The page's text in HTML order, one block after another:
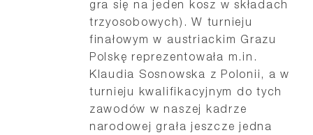
gra się na jeden kosz w składach
trzyosobowych). W turnieju
finałowym w austriackim Grazu
Polskę reprezentowała m.in.
Klaudia Sosnowska z Polonii, a w
turnieju kwalifikacyjnym do tych
zawodów w naszej kadrze
narodowej grała jeszcze jedna